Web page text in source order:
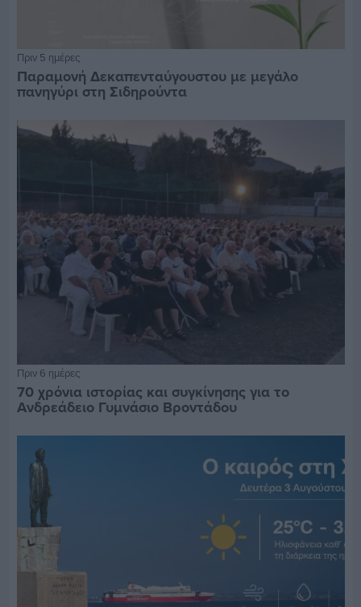
Πριν 5 ημέρες
Παραμονή Δεκαπενταύγουστου με μεγάλο
πανηγύρι στη Σιδηρούντα
Πριν 6 ημέρες
70 χρόνια ιστορίας και συγκίνησης για το
Ανδρεάδειο Γυμνάσιο Βροντάδου